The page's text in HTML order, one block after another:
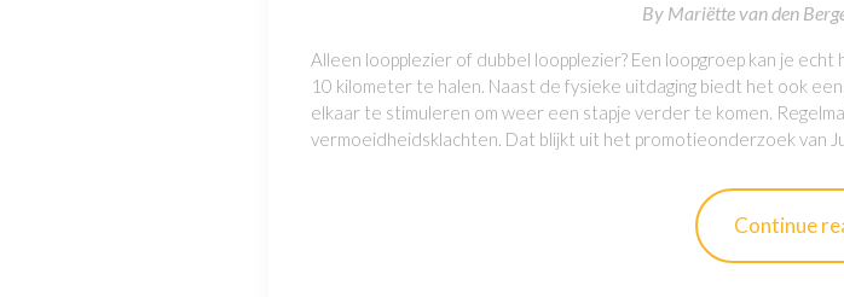
By Mariëtte van den
Alleen loopplezier of dubbel loopplezier? Een loopgroep kan je
10 kilometer te halen. Naast de fysieke uitdaging biedt het ook
elkaar te stimuleren om weer een stapje verder te komen.
vermoeidheidsklachten. Dat blijkt uit het promotieonderzoek van
Continue